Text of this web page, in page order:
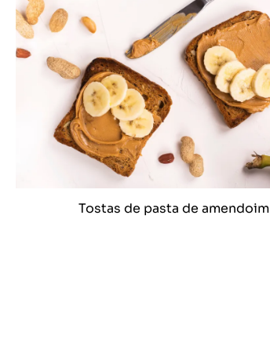
Tostas de pasta de amendoim